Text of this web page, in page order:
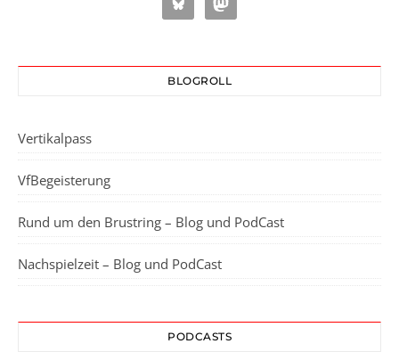
BLOGROLL
Vertikalpass
VfBegeisterung
Rund um den Brustring – Blog und PodCast
Nachspielzeit – Blog und PodCast
PODCASTS